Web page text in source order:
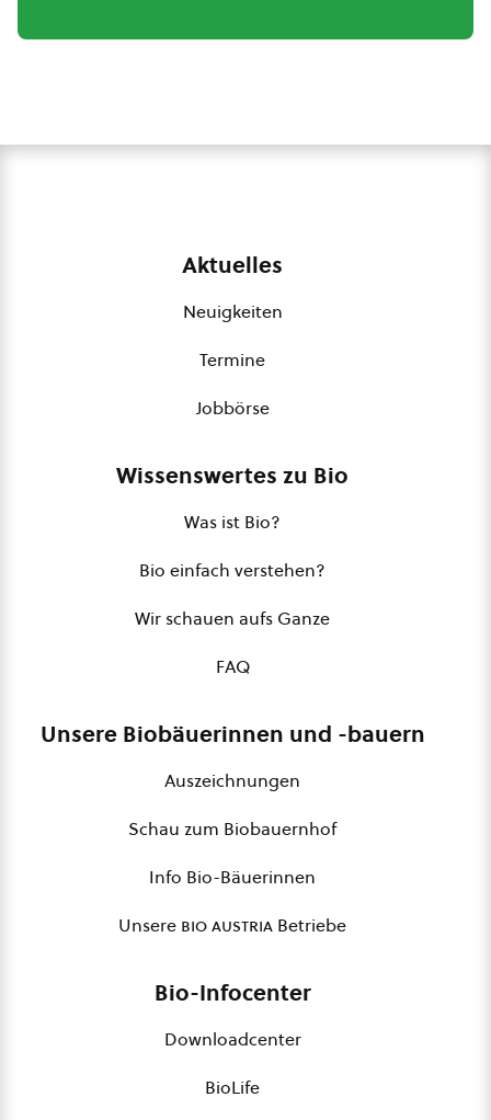
Aktuelles
Neuigkeiten
Termine
Jobbörse
Wissenswertes zu Bio
Was ist Bio?
Bio einfach verstehen?
Wir schauen aufs Ganze
FAQ
Unsere Biobäuerinnen und -bauern
Auszeichnungen
Schau zum Biobauernhof
Info Bio-Bäuerinnen
Unsere bio austria Betriebe
Bio-Infocenter
Downloadcenter
BioLife